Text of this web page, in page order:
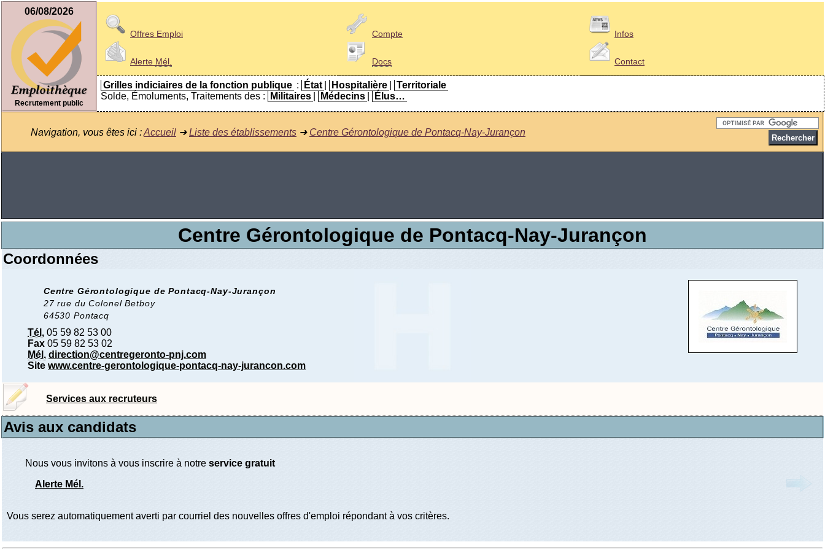
06/08/2026
Recrutement public
Offres Emploi
Alerte Mél.
Compte
Docs
Infos
Contact
Grilles indiciaires de la fonction publique : État Hospitalière
Territoriale
Solde, Émoluments, Traitements des :
Militaires Médecins Élus…
Navigation, vous êtes ici :Accueil ➜Liste des établissements ➜ Centre Gérontologique de Pontacq-Nay-Jurançon
Centre Gérontologique de Pontacq-Nay-Jurançon
Coordonnées
Centre Gérontologique de Pontacq-Nay-Jurançon
27 rue du Colonel Betboy
64530 Pontacq
Tél. 05 59 82 53 00
Fax 05 59 82 53 02
Mél. direction@centregeronto-pnj.com
Site www.centre-gerontologique-pontacq-nay-jurancon.com
Services aux recruteurs
Avis aux candidats
Nous vous invitons à vous inscrire à notre service gratuit
Alerte Mél.
Vous serez automatiquement averti par courriel des nouvelles offres d'emploi répondant à vos critères.